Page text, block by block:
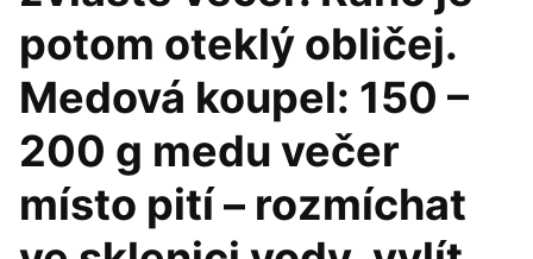
potom oteklý obličej.
Medová koupel: 150 –
200 g medu večer
místo pití – rozmíchat